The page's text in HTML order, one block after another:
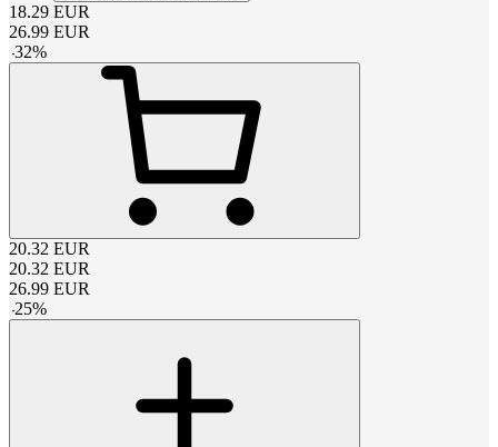
18.29 EUR
26.99 EUR
-32%
20.32 EUR
20.32 EUR
26.99 EUR
-25%